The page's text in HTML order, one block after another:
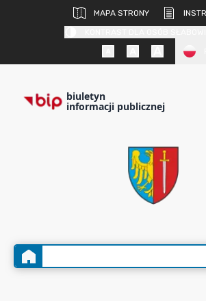
MAPA STRONY
biuletyn
informacji publicznej